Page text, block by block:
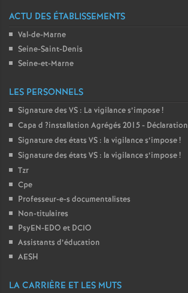
ACTU DES ÉTABLISSEMENTS
Val-de-Marne
Seine-Saint-Denis
Seine-et-Marne
LES PERSONNELS
Signature des VS : La vigilance s’impose!
Capa d ?installation Agrégés 2015 - Déclaration
Signature des états VS : la vigilance s’impose!
Signature des états VS : la vigilance s’impose!
Tzr
Cpe
Professeur-e-s documentalistes
Non-titulaires
PsyEN-EDO et DCIO
Assistants d’éducation
AESH
LA CARRIÈRE ET LES MUTS